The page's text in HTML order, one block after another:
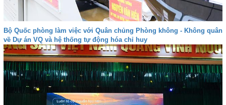
Bộ Quốc phòng làm việc với Quân chủng Phòng không - Không quân
về Dự án VQ và hệ thống tự động hóa chỉ huy